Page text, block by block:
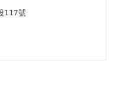
62153 嘉義縣民雄鄉建國路二段117號